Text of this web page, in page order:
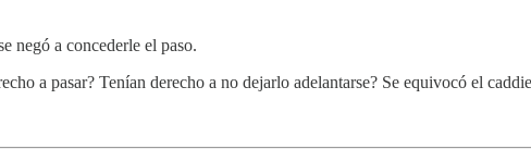
negó a concederle el paso.
a pasar? Tenían derecho a no dejarlo adelantarse? Se equivocó el